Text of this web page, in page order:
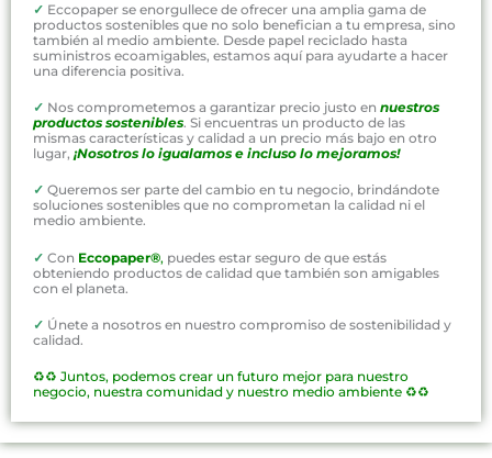
✓ Eccopaper se enorgullece de ofrecer una amplia gama de
productos sostenibles que no solo benefician a tu empresa, sino
también al medio ambiente. Desde papel reciclado hasta
suministros ecoamigables, estamos aquí para ayudarte a hacer
una diferencia positiva.
✓ Nos comprometemos a garantizar precio justo en nuestros
productos sostenibles. Si encuentras un producto de las
mismas características y calidad a un precio más bajo en otro
lugar, ¡Nosotros lo igualamos e incluso lo mejoramos!
✓ Queremos ser parte del cambio en tu negocio, brindándote
soluciones sostenibles que no comprometan la calidad ni el
medio ambiente.
✓ Con Eccopaper®, puedes estar seguro de que estás
obteniendo productos de calidad que también son amigables
con el planeta.
✓ Únete a nosotros en nuestro compromiso de sostenibilidad y
calidad.
♻️♻️ Juntos, podemos crear un futuro mejor para nuestro
negocio, nuestra comunidad y nuestro medio ambiente ♻️♻️